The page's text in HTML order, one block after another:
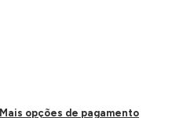
Mais opções de pagamento